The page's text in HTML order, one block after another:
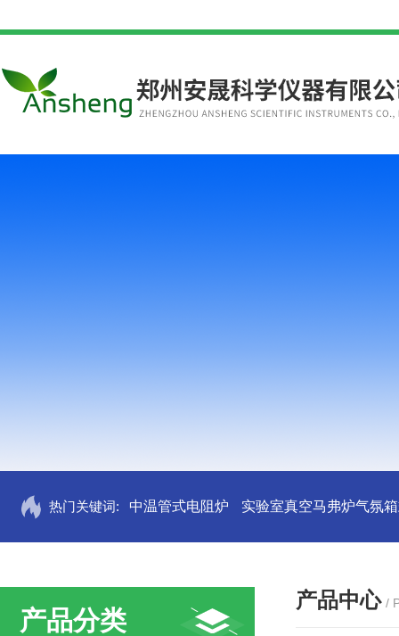
热门关键词: 中温管式电阻炉 实验室真空马弗炉气氛
产品分类
产品中心 /